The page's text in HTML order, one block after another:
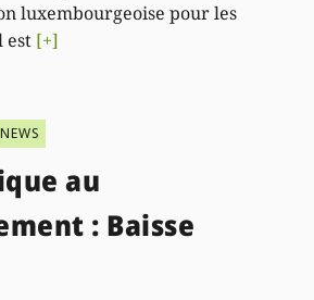
luxembourgeoise pour les
est [+]
NEWS
au
: Baisse